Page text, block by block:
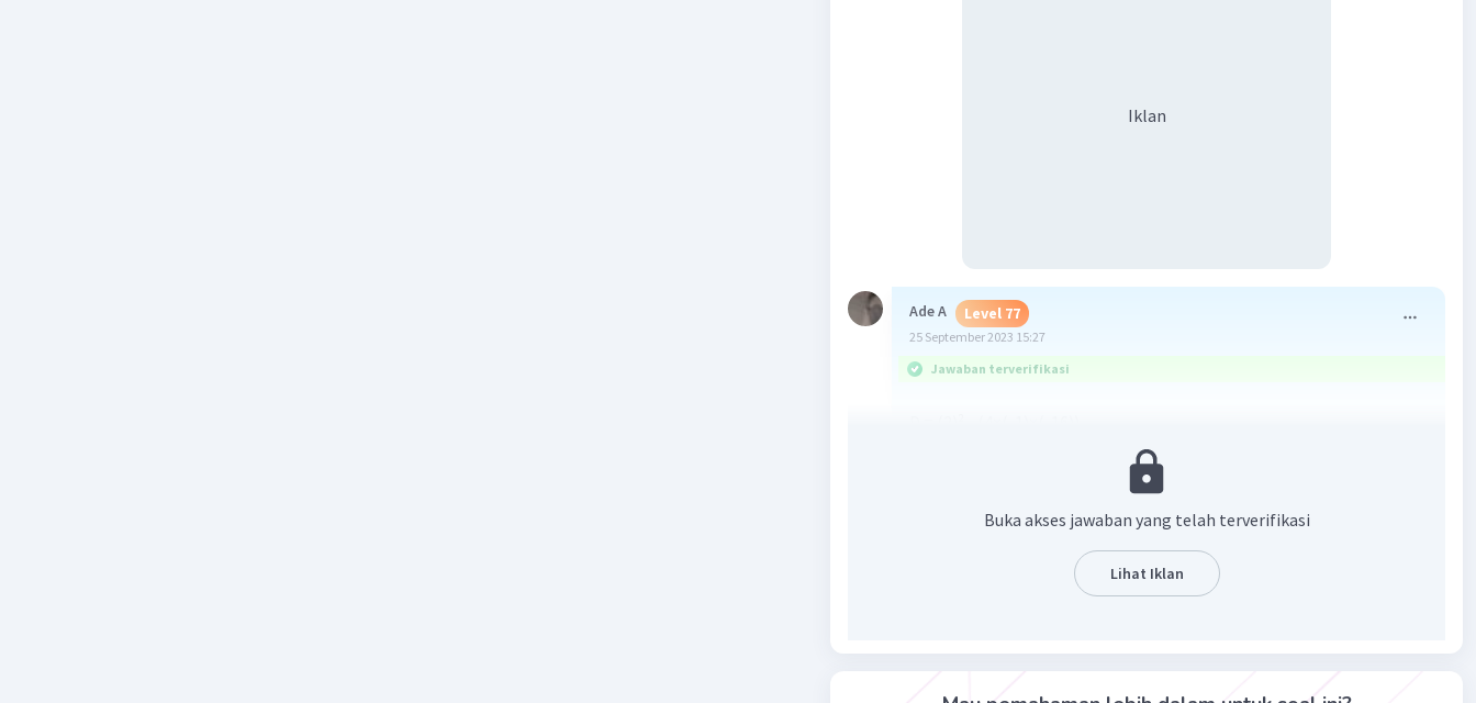
Iklan
Ade A Level 77
25 September 2023 15:27
Jawaban terverifikasi
Balas
Jawaban terverifikasi
Buka akses jawaban yang telah terverifikasi
Lihat Iklan